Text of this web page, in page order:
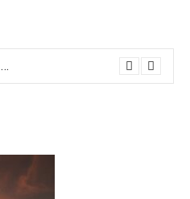
[Filmes] Lançamentos de agosto no Adrenalina Pura+ trazem ação e suspense